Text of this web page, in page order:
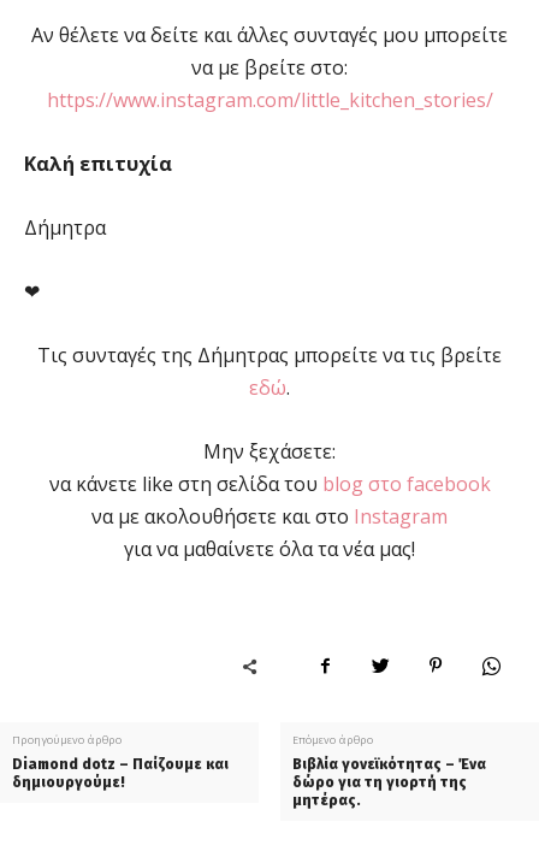
Αν θέλετε να δείτε και άλλες συνταγές μου μπορείτε
να με βρείτε στο:
https://www.instagram.com/little_kitchen_stories/
Καλή επιτυχία
Δήμητρα
❤
Τις συνταγές της Δήμητρας μπορείτε να τις βρείτε
εδώ.
Μην ξεχάσετε:
να κάνετε like στη σελίδα του blog στο facebook
να με ακολουθήσετε και στο Instagram
για να μαθαίνετε όλα τα νέα μας!
Προηγούμενο άρθρο
Diamond dotz – Παίζουμε και
δημιουργούμε!
Επόμενο άρθρο
Βιβλία γονεϊκότητας – Ένα
δώρο για τη γιορτή της
μητέρας.